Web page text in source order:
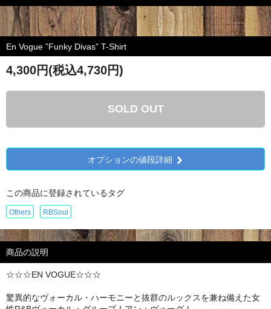
En Vogue ”Funky Divas” T-Shirt
4,300円(税込4,730円)
SOLD OUT
オプションの値段詳細
この商品に登録されているタグ
Others RBSoul
商品の説明
☆☆☆EN VOGUE☆☆☆
驚異的なヴォーカル・ハーモニーと抜群のルックスを兼ね備えた女